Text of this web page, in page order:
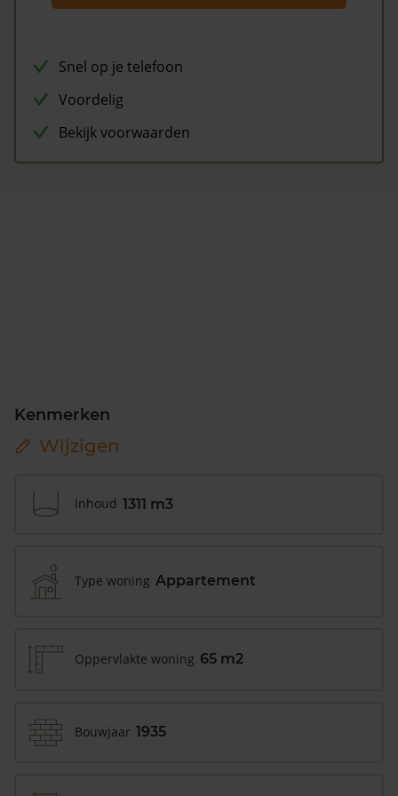
Snel op je telefoon
Voordelig
Bekijk voorwaarden
Kenmerken
Wijzigen
Inhoud 1311 m3
Type woning Appartement
Oppervlakte woning 65 m2
Bouwjaar 1935